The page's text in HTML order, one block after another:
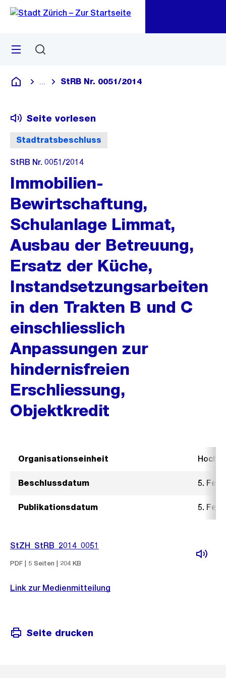
Navigation
Sprunglink
Menü
Deutsch
Blende alle Breadcrumbs ein
StRB Nr. 0051/2014
Stadtratsbeschluss
Seite vorlesen
StRB Nr. 0051/2014
Immobilien-
Bewirtschaftung,
Schulanlage Limmat,
Ausbau der Betreuung,
Ersatz der Küche,
Instandsetzungsarbeiten
in den Trakten B und C
einschliesslich
Anpassungen zur
hindernisfreien
Erschliessung,
Objektkredit
Organisationseinheit
Beschlussdatum 5.
Publikationsdatum 5.
StZH_StRB_2014_0051
PDF | 5 Seiten | 204 KB
Link zur Medienmitteilung
Seite drucken